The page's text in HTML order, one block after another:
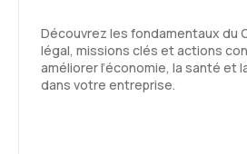
Découvrez les fondamentaux du
légal, missions clés et actions
améliorer l’économie, la santé et
dans votre entreprise.